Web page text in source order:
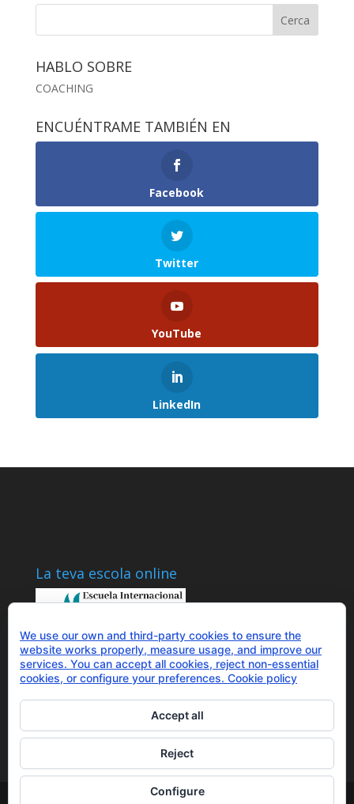
HABLO SOBRE
COACHING
ENCUÉNTRAME TAMBIÉN EN
Facebook
Twitter
YouTube
LinkedIn
La teva escola online
Parlem?
We use our own and third-party cookies to ensure the
website works properly, measure usage, and improve our
services. You can accept all cookies, reject non-essential
cookies, or configure your preferences. Cookie policy
Accept all
Reject
Configure